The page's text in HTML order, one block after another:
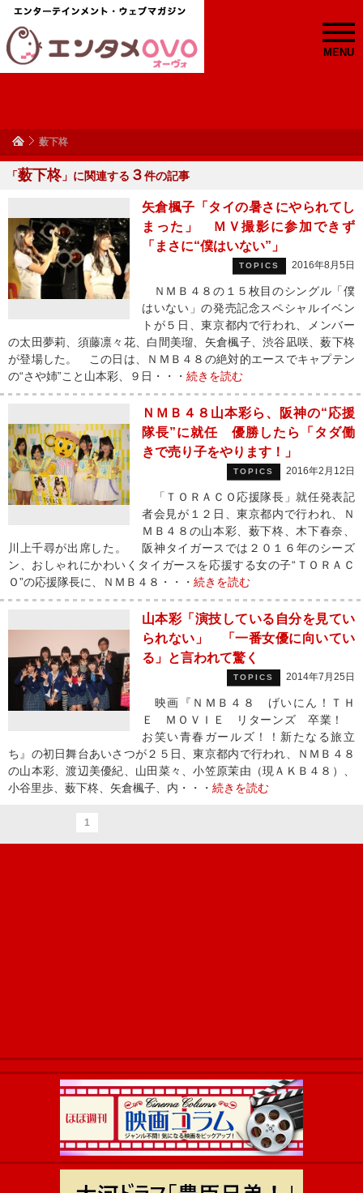
MENU
薮下柊
「薮下柊」に関連する ３件の記事
矢倉楓子「タイの暑さにやられてし
まった」 ＭＶ撮影に参加できず
「まさに“僕はいない”」
TOPICS 2016年8月5日
ＮＭＢ４８の１５枚目のシングル「僕
はいない」の発売記念スペシャルイベン
トが５日、東京都内で行われ、メンバー
の太田夢莉、須藤凛々花、白間美瑠、矢倉楓子、渋谷凪咲、薮下柊
が登場した。 この日は、ＮＭＢ４８の絶対的エースでキャプテン
の“さや姉”こと山本彩、９日・・・ 続きを読む
ＮＭＢ４８山本彩ら、阪神の“応援
隊長”に就任 優勝したら「タダ働
きで売り子をやります！」
TOPICS 2016年2月12日
「ＴＯＲＡＣＯ応援隊長」就任発表記
者会見が１２日、東京都内で行われ、Ｎ
ＭＢ４８の山本彩、薮下柊、木下春奈、
川上千尋が出席した。 阪神タイガースでは２０１６年のシーズ
ン、おしゃれにかわいくタイガースを応援する女の子“ＴＯＲＡＣ
Ｏ”の応援隊長に、ＮＭＢ４８・・・ 続きを読む
山本彩「演技している自分を見てい
られない」 「一番女優に向いてい
る」と言われて驚く
TOPICS 2014年7月25日
映画『ＮＭＢ４８ げいにん！ＴＨ
Ｅ ＭＯＶＩＥ リターンズ 卒業！
お笑い青春ガールズ！！新たなる旅立
ち』の初日舞台あいさつが２５日、東京都内で行われ、ＮＭＢ４８
の山本彩、渡辺美優紀、山田菜々、小笠原茉由（現ＡＫＢ４８）、
小谷里歩、薮下柊、矢倉楓子、内・・・ 続きを読む
1